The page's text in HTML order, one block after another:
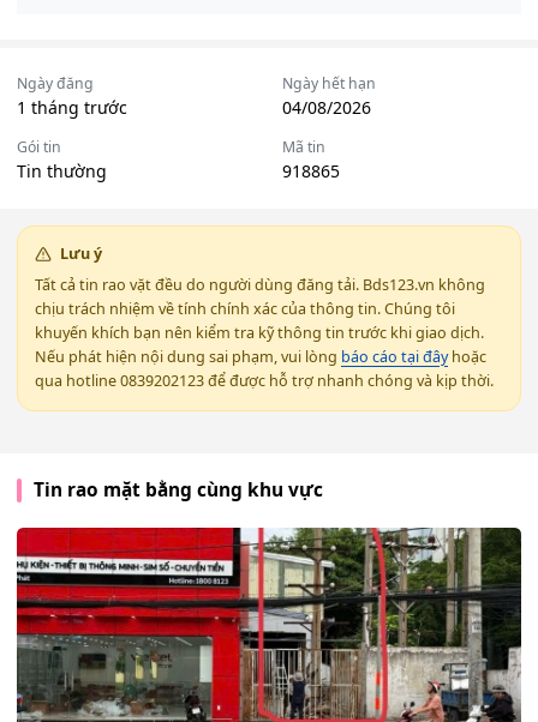
Ngày đăng
1 tháng trước
Ngày hết hạn
04/08/2026
Gói tin
Tin thường
Mã tin
918865
Lưu ý
Tất cả tin rao vặt đều do người dùng đăng tải. Bds123.vn không
chịu trách nhiệm về tính chính xác của thông tin. Chúng tôi
khuyến khích bạn nên kiểm tra kỹ thông tin trước khi giao dịch.
Nếu phát hiện nội dung sai phạm, vui lòng báo cáo tại đâyhoặc
qua hotline 0839202123 để được hỗ trợ nhanh chóng và kịp thời.
Tin rao mặt bằng cùng khu vực